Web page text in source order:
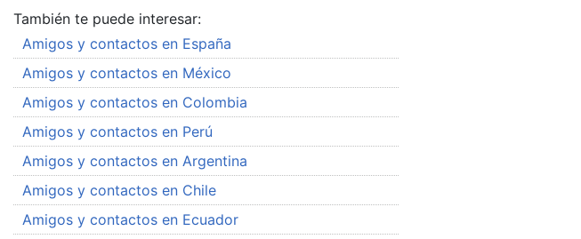
También te puede interesar:
Amigos y contactos en España
Amigos y contactos en México
Amigos y contactos en Colombia
Amigos y contactos en Perú
Amigos y contactos en Argentina
Amigos y contactos en Chile
Amigos y contactos en Ecuador